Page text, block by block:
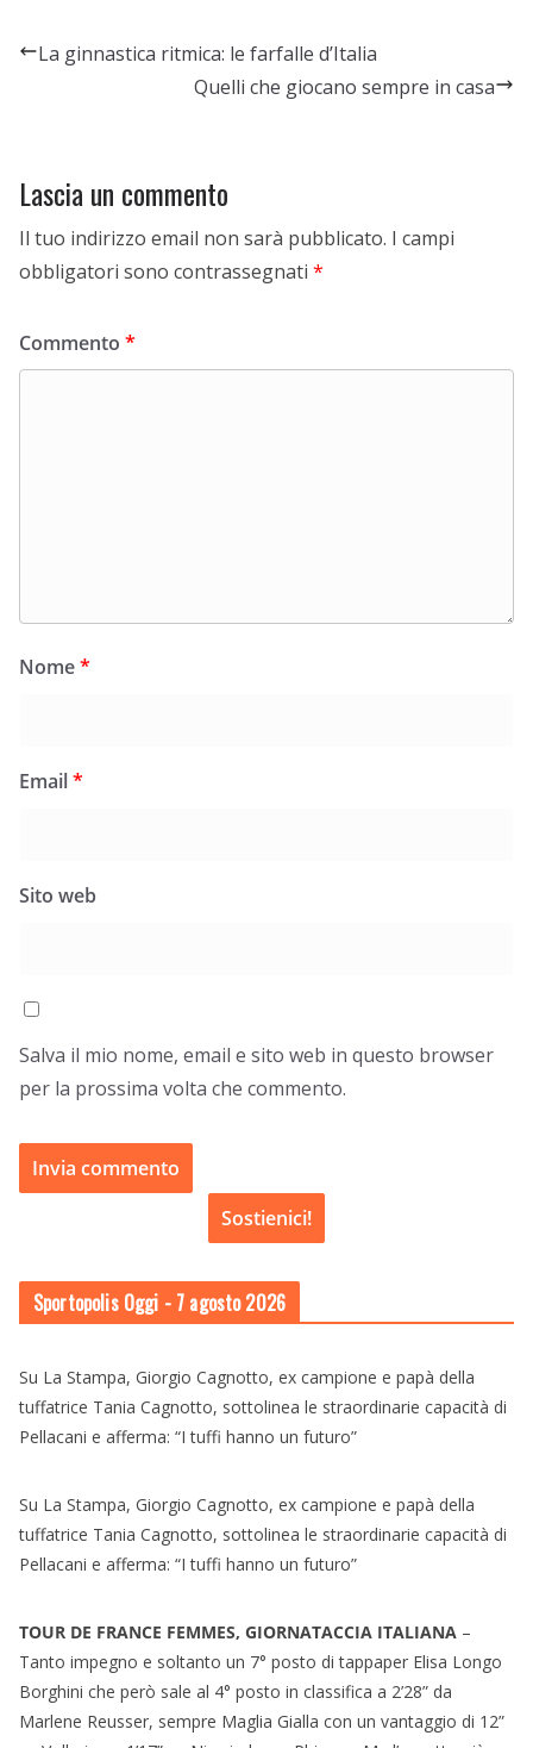
La ginnastica ritmica: le farfalle d’Italia
Quelli che giocano sempre in casa
Lascia un commento
Il tuo indirizzo email non sarà pubblicato. I campi
obbligatori sono contrassegnati *
Commento *
Nome*
Email*
Sito web
Salva il mio nome, email e sito web in questo browser
per la prossima volta che commento.
Sostienici!
Sportopolis Oggi - 7 agosto 2026
Su La Stampa, Giorgio Cagnotto, ex campione e papà della
tuffatrice Tania Cagnotto, sottolinea le straordinarie capacità di
Pellacani e afferma: “I tuffi hanno un futuro”
Su La Stampa, Giorgio Cagnotto, ex campione e papà della
tuffatrice Tania Cagnotto, sottolinea le straordinarie capacità di
Pellacani e afferma: “I tuffi hanno un futuro”
TOUR DE FRANCE FEMMES, GIORNATACCIA ITALIANA –
Tanto impegno e soltanto un 7° posto di tappaper Elisa Longo
Borghini che però sale al 4° posto in classifica a 2’28” da
Marlene Reusser, sempre Maglia Gialla con un vantaggio di 12”